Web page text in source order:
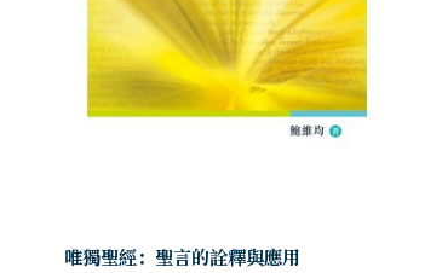
唯獨聖經：聖言的詮釋與應用